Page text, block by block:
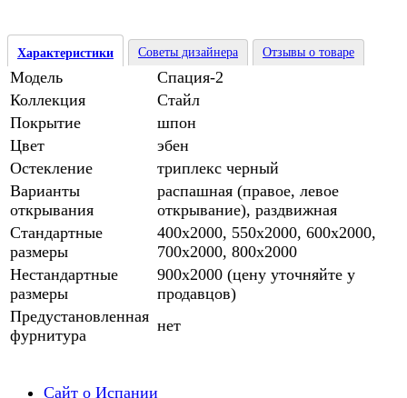
Характеристики Советы дизайнера Отзывы о товаре
Модель
Спация-2
Коллекция
Стайл
Покрытие
шпон
Цвет
эбен
Остекление
триплекс черный
Варианты
открывания
распашная (правое, левое
открывание), раздвижная
Стандартные
размеры
400х2000, 550х2000, 600х2000,
700х2000, 800х2000
Нестандартные
размеры
900х2000 (цену уточняйте у
продавцов)
Предустановленная
фурнитура
нет
Сайт о Испании